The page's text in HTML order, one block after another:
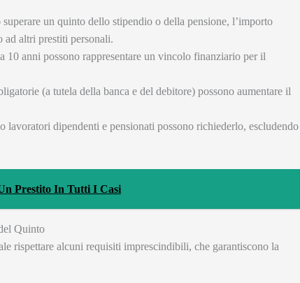
un quinto dello stipendio o della pensione, l’importo
ad altri prestiti personali.
10 anni possono rappresentare un vincolo finanziario per il
(a tutela della banca e del debitore) possono aumentare il
lavoratori dipendenti e pensionati possono richiederlo, escludendo
Prestito In Tutti I Casi
Quinto
rispettare alcuni requisiti imprescindibili, che garantiscono la